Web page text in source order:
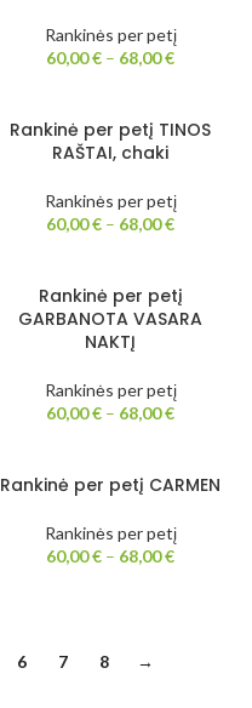
Rankinės per petį
60,00€ – 68,00€
Rankinė per petį TINOS
RAŠTAI, chaki
Rankinės per petį
60,00€ – 68,00€
Rankinė per petį
GARBANOTA VASARA
NAKTĮ
Rankinės per petį
60,00€ – 68,00€
Rankinė per petį CARMEN
Rankinės per petį
60,00€ – 68,00€
6 7 8 →